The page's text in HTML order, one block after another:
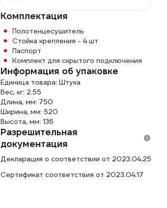
Комплектация
Полотенцесушитель
Стойка крепления - 4 шт
Паспорт
Комплект для скрытого подключения
Информация об упаковке
Единица товара: Штука
Вес, кг: 2.55
Длина, мм: 750
Ширина, мм: 520
Высота, мм: 136
Разрешительная
документация
Декларация о соответствии от 2023.04.25
Сертификат соответствия от 2023.04.17